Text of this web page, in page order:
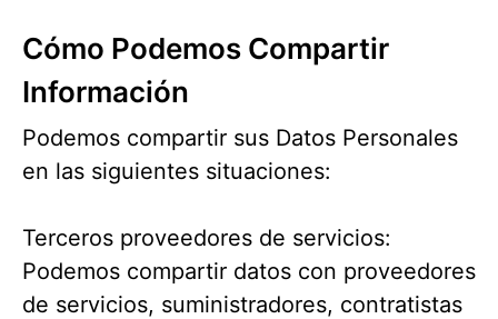
Cómo Podemos Compartir
Información
Podemos compartir sus Datos Personales
en las siguientes situaciones:
Terceros proveedores de servicios:
Podemos compartir datos con proveedores
de servicios, suministradores, contratistas